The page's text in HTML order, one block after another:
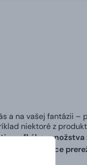
a na vašej fantázii –
niektoré z
a veľkého množstva
zámok truhlice